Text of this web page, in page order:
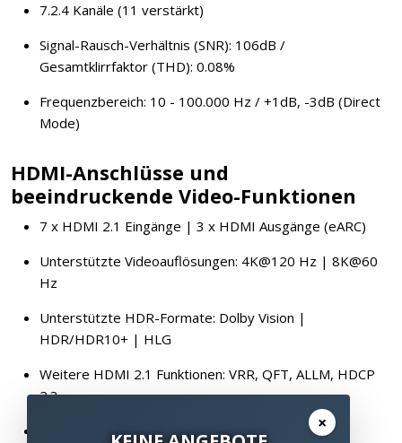
7.2.4 Kanäle (11 verstärkt)
Signal-Rausch-Verhältnis (SNR): 106dB /
Gesamtklirrfaktor (THD): 0.08%
Frequenzbereich: 10 - 100.000 Hz / +1dB, -3dB (Direct
Mode)
HDMI-Anschlüsse und
beeindruckende Video-Funktionen
7 x HDMI 2.1 Eingänge | 3 x HDMI Ausgänge (eARC)
Unterstützte Videoauflösungen: 4K@120 Hz | 8K@60
Hz
Unterstützte HDR-Formate: Dolby Vision |
HDR/HDR10+ | HLG
Weitere HDMI 2.1 Funktionen: VRR, QFT, ALLM, HDCP
2.3
Unterstützter Farbraum: BT.2020
×